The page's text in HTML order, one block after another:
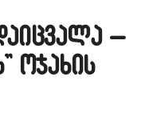
–
ოჯახის